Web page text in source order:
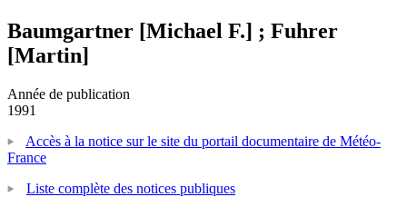
Baumgartner [Michael F.] ; Fuhrer
[Martin]
Année de publication
1991
Accès à la notice sur le site du portail documentaire de Météo-
France
Liste complète des notices publiques